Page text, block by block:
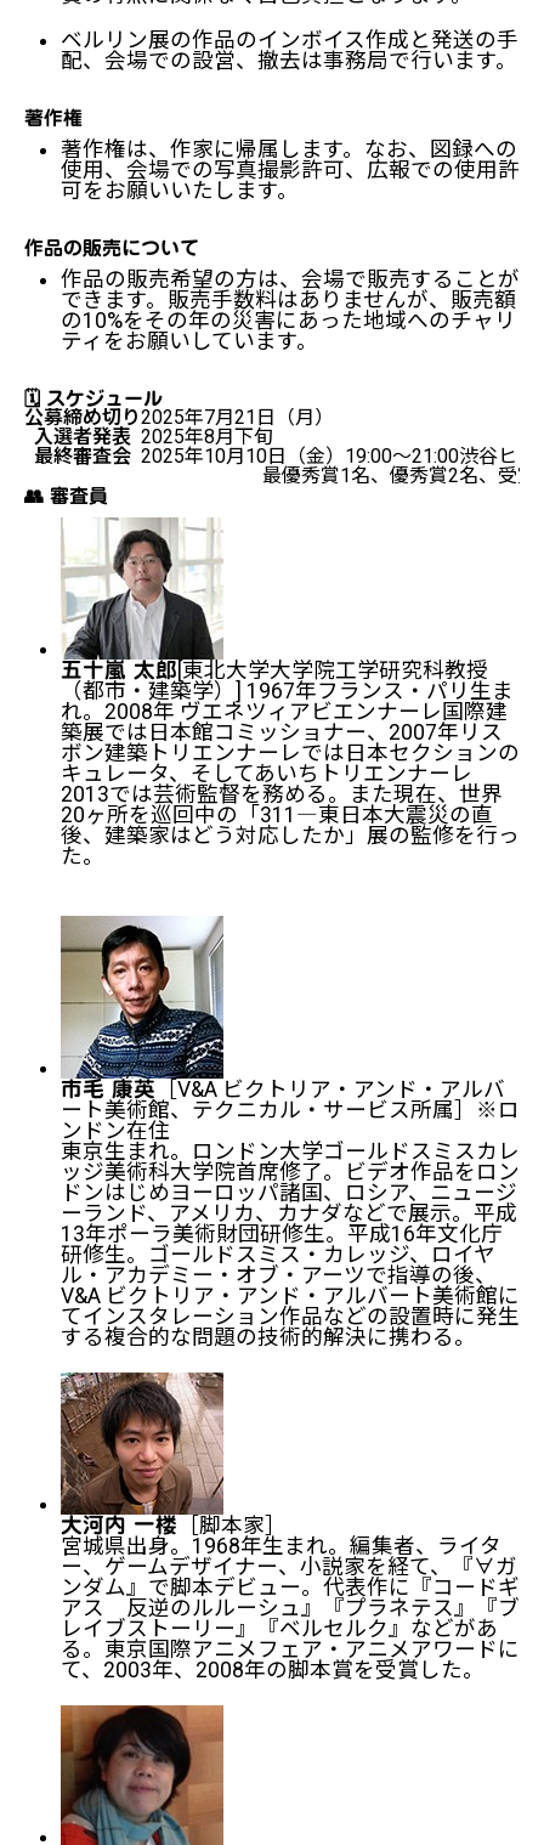
ベルリン展の作品のインボイス作成と発送の手
配、会場での設営、撤去は事務局で行います。
著作権
著作権は、作家に帰属します。なお、図録への
使用、会場での写真撮影許可、広報での使用許
可をお願いいたします。
作品の販売について
作品の販売希望の方は、会場で販売することが
できます。販売手数料はありませんが、販売額
の10%をその年の災害にあった地域へのチャリ
ティをお願いしています。
🗓 スケジュール
公募締め切り2025年7月21日（月）
入選者発表 2025年8月下旬
最終審査会 2025年10月10日（金）19:00〜21:00渋谷ヒカ
最優秀賞1名、優秀賞2名、受賞5名
👥 審査員
五十嵐 太郎 [東北大学大学院工学研究科教授
（都市・建築学）] 1967年フランス・パリ生ま
れ。2008年 ヴエネツィアビエンナーレ国際建
築展では日本館コミッショナー、2007年リス
ボン建築トリエンナーレでは日本セクションの
キュレータ、そしてあいちトリエンナーレ
2013では芸術監督を務める。また現在、世界
20ヶ所を巡回中の「311―東日本大震災の直
後、建築家はどう対応したか」展の監修を行っ
た。
市毛 康英
［V&A ビクトリア・アンド・アルバ
ート美術館、テクニカル・サービス所属］※ロ
ンドン在住
東京生まれ。ロンドン大学ゴールドスミスカレ
ッジ美術科大学院首席修了。ビデオ作品をロン
ドンはじめヨーロッパ諸国、ロシア、ニュージ
ーランド、アメリカ、カナダなどで展示。平成
13年ポーラ美術財団研修生。平成16年文化庁
研修生。ゴールドスミス・カレッジ、ロイヤ
ル・アカデミー・オブ・アーツで指導の後、
V&A ビクトリア・アンド・アルバート美術館に
てインスタレーション作品などの設置時に発生
する複合的な問題の技術的解決に携わる。
大河内 一楼
［脚本家］
宮城県出身。1968年生まれ。編集者、ライタ
ー、ゲームデザイナー、小説家を経て、『∀ガ
ンダム』で脚本デビュー。代表作に『コードギ
アス 反逆のルルーシュ』『プラネテス』『ブ
レイブストーリー』『ベルセルク』などがあ
る。東京国際アニメフェア・アニメアワードに
て、2003年、2008年の脚本賞を受賞した。